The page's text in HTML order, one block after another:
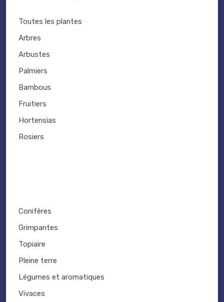
Toutes les plantes
Arbres
Arbustes
Palmiers
Bambous
Fruitiers
Hortensias
Rosiers
Conifères
Grimpantes
Topiaire
Pleine terre
Légumes et aromatiques
Vivaces